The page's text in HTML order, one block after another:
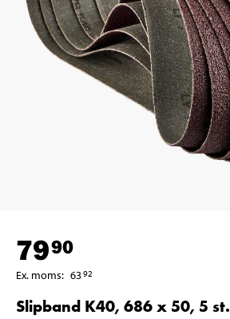
7990
Ex. moms: 6392
Slipband K40, 686 x 50, 5 st.